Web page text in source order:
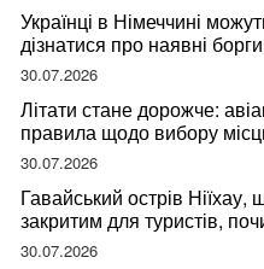
Українці в Німеччині
дізнатися про наявні борги
30.07.2026
Літати стане дорожче:
правила щодо вибору
30.07.2026
Гавайський острів Ніїхау,
закритим для туристів,
відвідувачів
30.07.2026